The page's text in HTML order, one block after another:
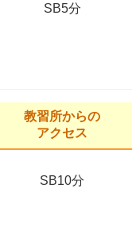
SB5分
教習所からの
アクセス
SB10分